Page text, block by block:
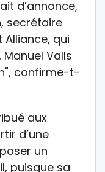
d’annonce,
secrétaire
qui
Manuel Valls
confirme-t-
aux
d’une
un
puisque sa